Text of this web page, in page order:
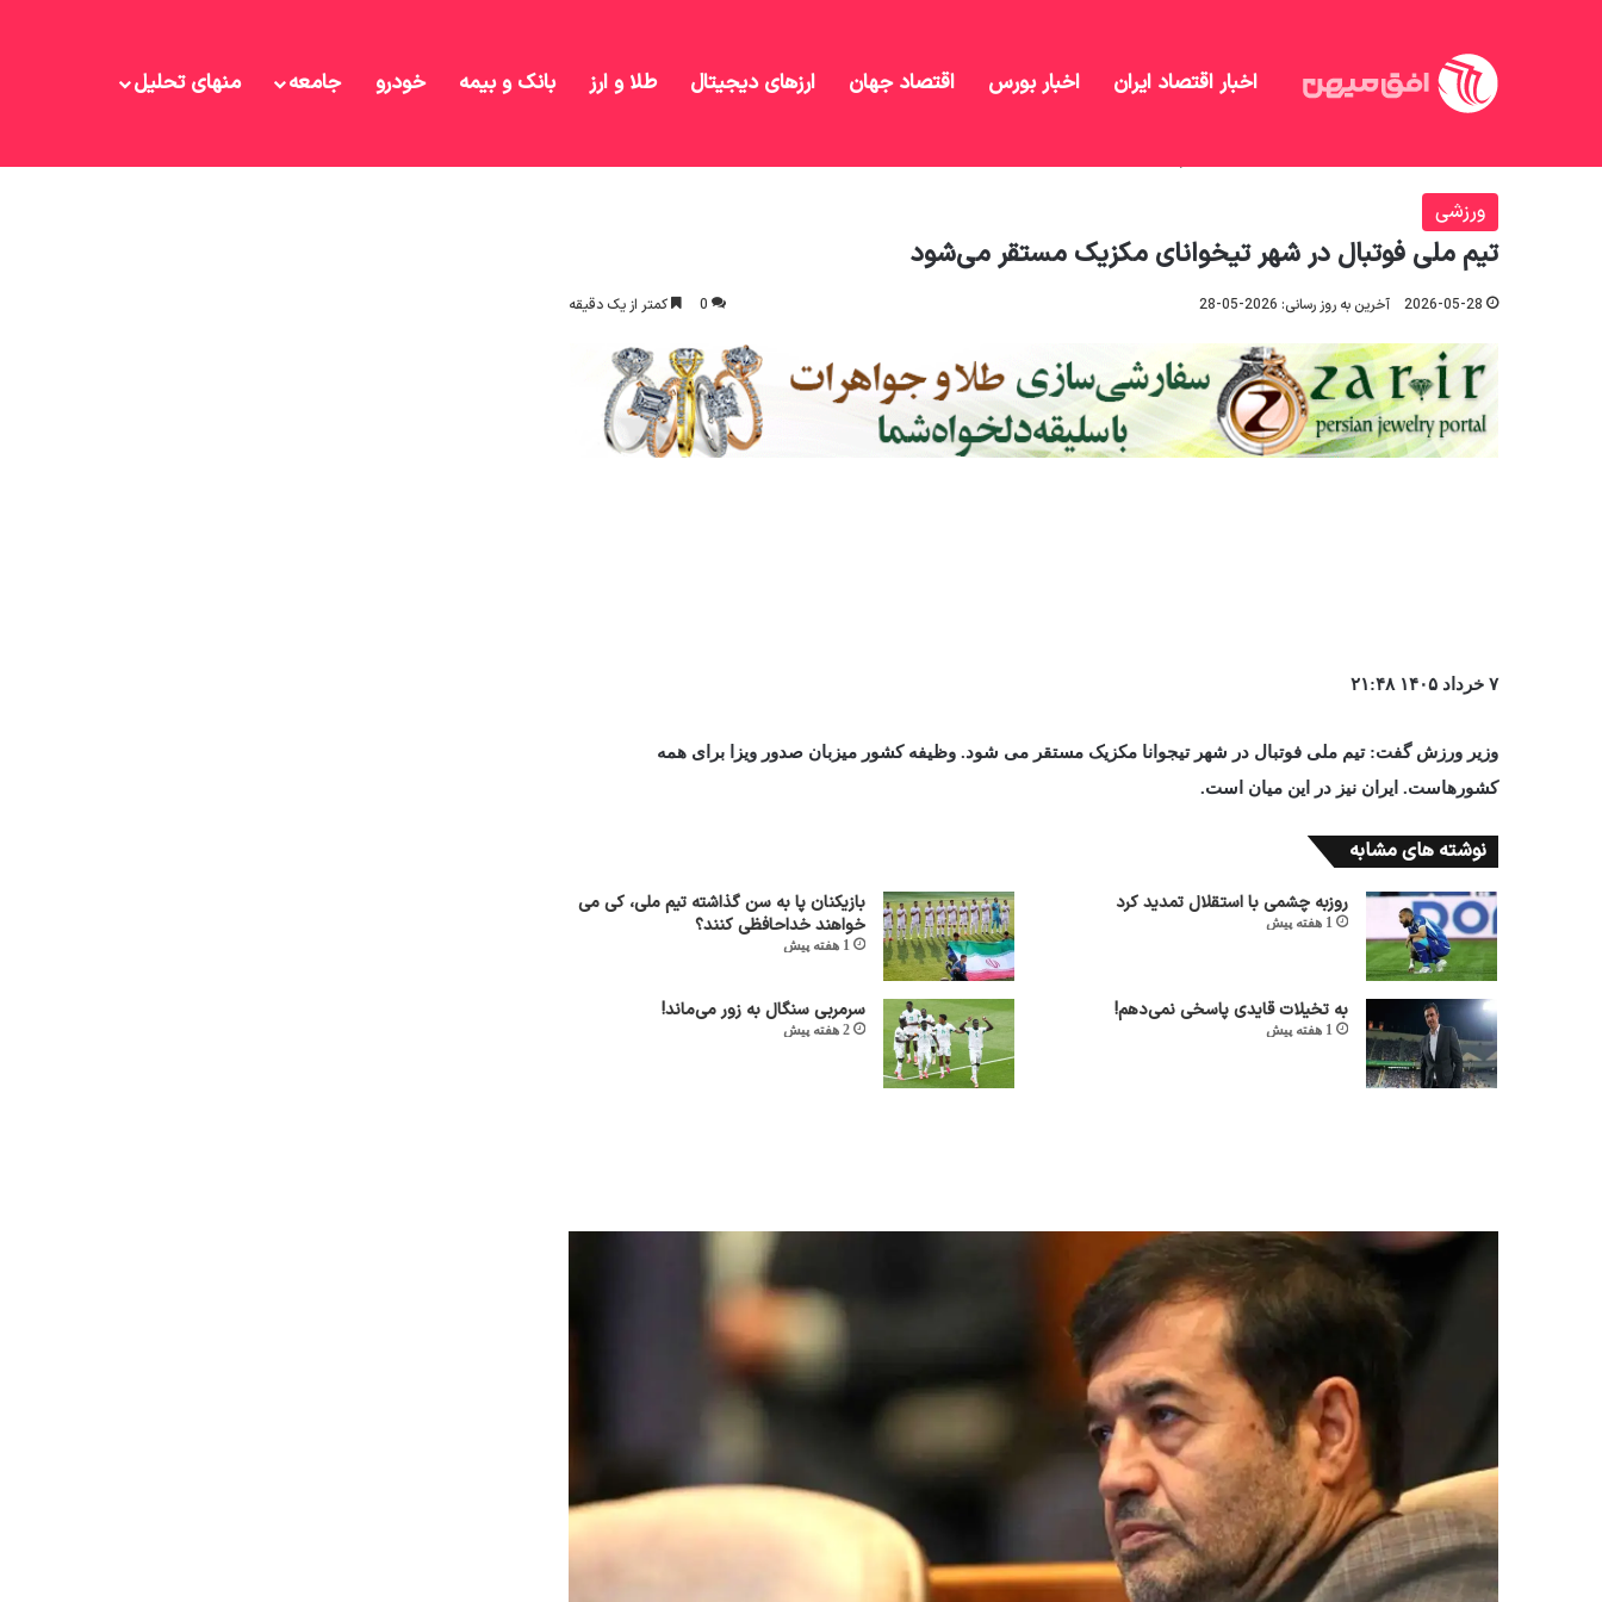
اخبار اقتصاد ایران اخبار بورس اقتصاد جهان ارزهای دیجیتال طلا و ارز بانک و بیمه خودرو جامعه منهای تحلیل
ورزشی
تیم ملی فوتبال در شهر تیخوانای مکزیک مستقر می‌شود
2026-05-28 آخرین به روز رسانی: 2026-05-28 0 کمتر از یک دقیقه
۷ خرداد ۱۴۰۵ ۲۱:۴۸
وزیر ورزش گفت: تیم ملی فوتبال در شهر تیجوانا مکزیک مستقر می شود. وظیفه کشور میزبان صدور ویزا برای همه
کشورهاست. ایران نیز در این میان است.
نوشته های مشابه
روزبه چشمی با استقلال تمدید کرد
1 هفته پیش
بازیکنان پا به سن گذاشته تیم ملی، کی می
خواهند خداحافظی کنند؟
1 هفته پیش
به تخیلات قایدی پاسخی نمی‌دهم!
1 هفته پیش
سرمربی سنگال به زور می‌ماند!
2 هفته پیش